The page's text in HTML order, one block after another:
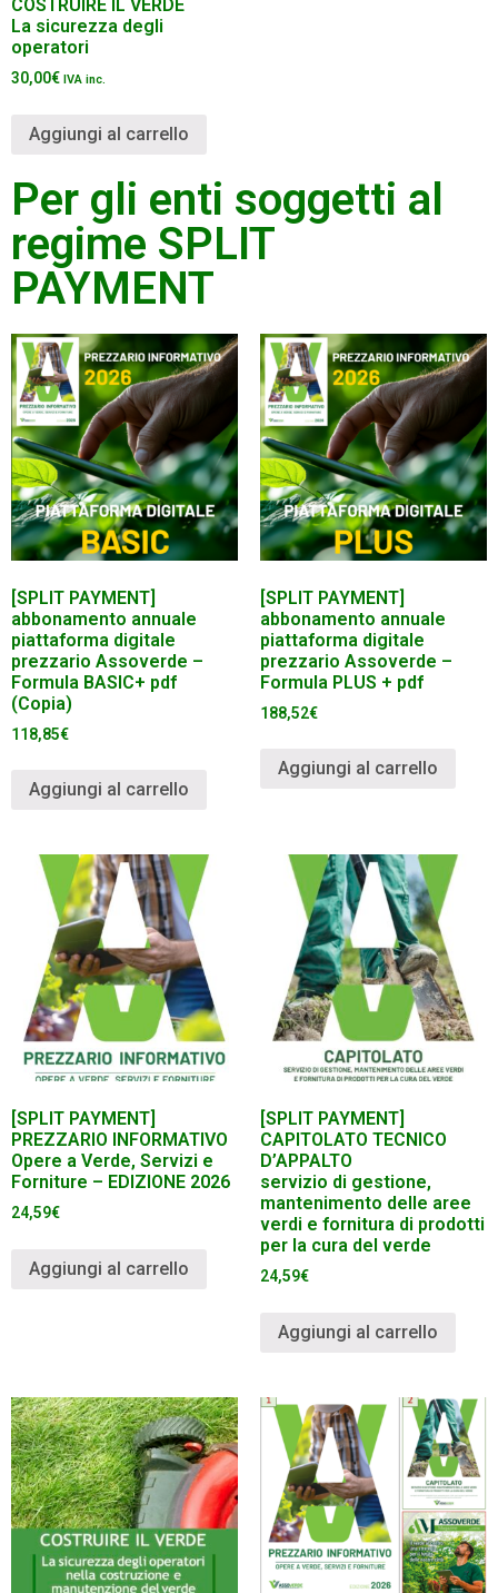
COSTRUIRE IL VERDE
La sicurezza degli
operatori
30,00€ IVA inc.
Aggiungi al carrello
Per gli enti soggetti al
regime SPLIT
PAYMENT
[SPLIT PAYMENT]
abbonamento annuale
piattaforma digitale
prezzario Assoverde –
Formula BASIC+ pdf
(Copia)
118,85€
Aggiungi al carrello
[SPLIT PAYMENT]
abbonamento annuale
piattaforma digitale
prezzario Assoverde –
Formula PLUS + pdf
188,52€
Aggiungi al carrello
[SPLIT PAYMENT]
PREZZARIO INFORMATIVO
Opere a Verde, Servizi e
Forniture – EDIZIONE 2026
24,59€
Aggiungi al carrello
[SPLIT PAYMENT]
CAPITOLATO TECNICO
D’APPALTO
servizio di gestione,
mantenimento delle aree
verdi e fornitura di prodotti
per la cura del verde
24,59€
Aggiungi al carrello